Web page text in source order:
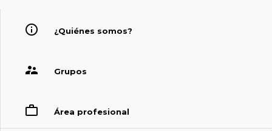
¿Quiénes somos?
Grupos
Área profesional